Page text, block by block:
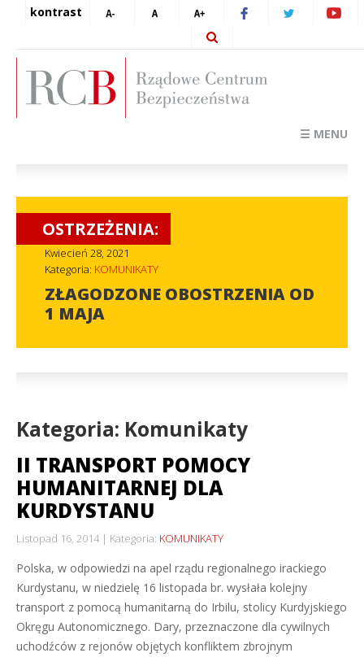
kontrast
☰ MENU
OSTRZEŻENIA:
Kwiecień 28, 2021
Kategoria: KOMUNIKATY
ZŁAGODZONE OBOSTRZENIA OD
1 MAJA
Kategoria: Komunikaty
II TRANSPORT POMOCY
HUMANITARNEJ DLA
KURDYSTANU
Listopad 16, 2014 Kategoria: KOMUNIKATY
Polska, w odpowiedzi na apel rządu regionalnego irackiego
Kurdystanu, w niedzielę 16 listopada br. wysłała kolejny
transport z pomocą humanitarną do Irbilu, stolicy Kurdyjskiego
Okręgu Autonomicznego. Dary, przeznaczone dla cywilnych
uchodźców z rejonów objętych konfliktem zbrojnym